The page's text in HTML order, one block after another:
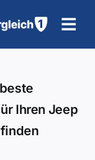
Ihren Jeep